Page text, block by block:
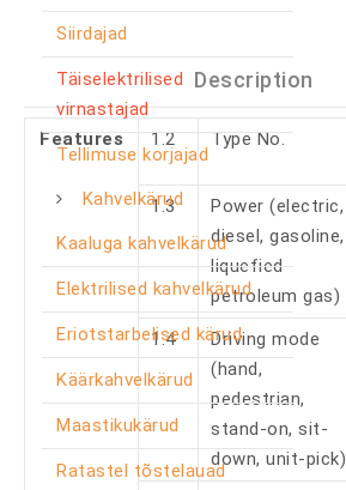
Siirdajad
Täiselektrilised
virnastajad
Tellimuse korjajad
Kahvelkärud
Kaaluga kahvelkärud
Elektrilised kahvelkärud
Eriotstarbelised kärud
Käärkahvelkärud
Maastikukärud
Ratastel tõstelauad
Description
Features 1.2 Type No.
1.3
Power (electric,
diesel, gasoline,
liquefied
petroleum gas)
1.4
Driving mode
(hand,
pedestrian,
stand-on, sit-
down, unit-pick)